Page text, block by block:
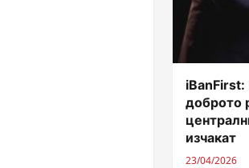
iBanFirst:
доброто
изчакат
23/04/2026